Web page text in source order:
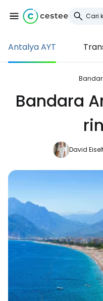
Antalya AYT
Bandara
David
Masuk
... komunitas